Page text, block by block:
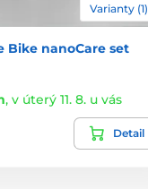
Varianty (1)
Bike nanoCare set
, v úterý 11. 8. u vás
Detail